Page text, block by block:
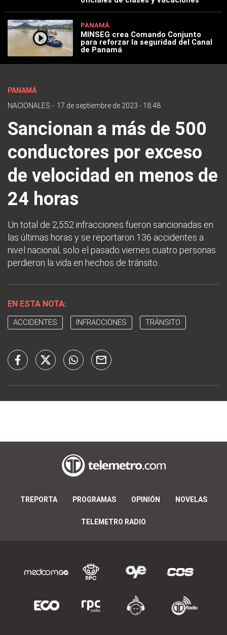
PANAMÁ
MINSEG crea Comando Conjunto
para reforzar la seguridad del Canal
de Panamá
PANAMÁ
NACIONALES - 17 de septiembre de 2023 - 18:48
Sancionan a más de 500
conductores por exceso
de velocidad en menos de
24 horas
Un total de 2,552 infracciones fueron sancionadas en
las últimas horas y se reportaron 136 accidentes a
nivel nacional, solo el pasado viernes cuatro personas
perdieron la vida en hechos de tránsito.
EN ESTA NOTA:
ACCIDENTES INFRACCIONES TRÁNSITO
TREPORTA PROGRAMAS OPINIÓN NOVELAS
TELEMETRO RADIO